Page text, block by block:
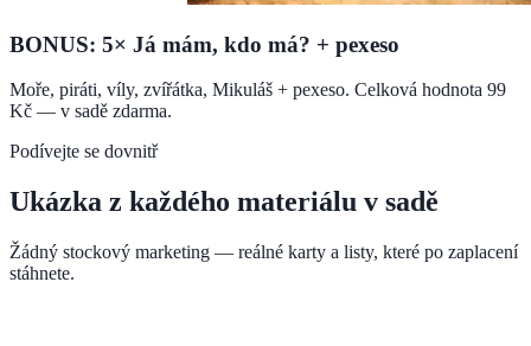
BONUS: 5× Já mám, kdo má? + pexeso
Moře, piráti, víly, zvířátka, Mikuláš + pexeso. Celková hodnota 99
Kč — v sadě zdarma.
Podívejte se dovnitř
Ukázka z každého materiálu v sadě
Žádný stockový marketing — reálné karty a listy, které po zaplacení
stáhnete.